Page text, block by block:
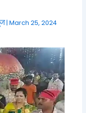
|March 25, 2024